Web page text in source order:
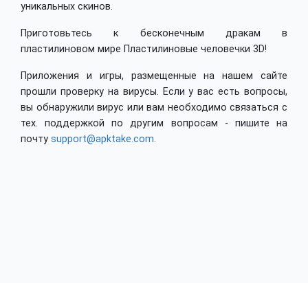
уникальных скинов.
Приготовьтесь к бесконечным дракам в
пластилиновом мире Пластилиновые человечки 3D!
Приложения и игры, размещенные на нашем сайте
прошли проверку на вирусы. Если у вас есть вопросы,
вы обнаружили вирус или вам необходимо связаться с
тех. поддержкой по другим вопросам - пишите на
почту support@apktake.com.